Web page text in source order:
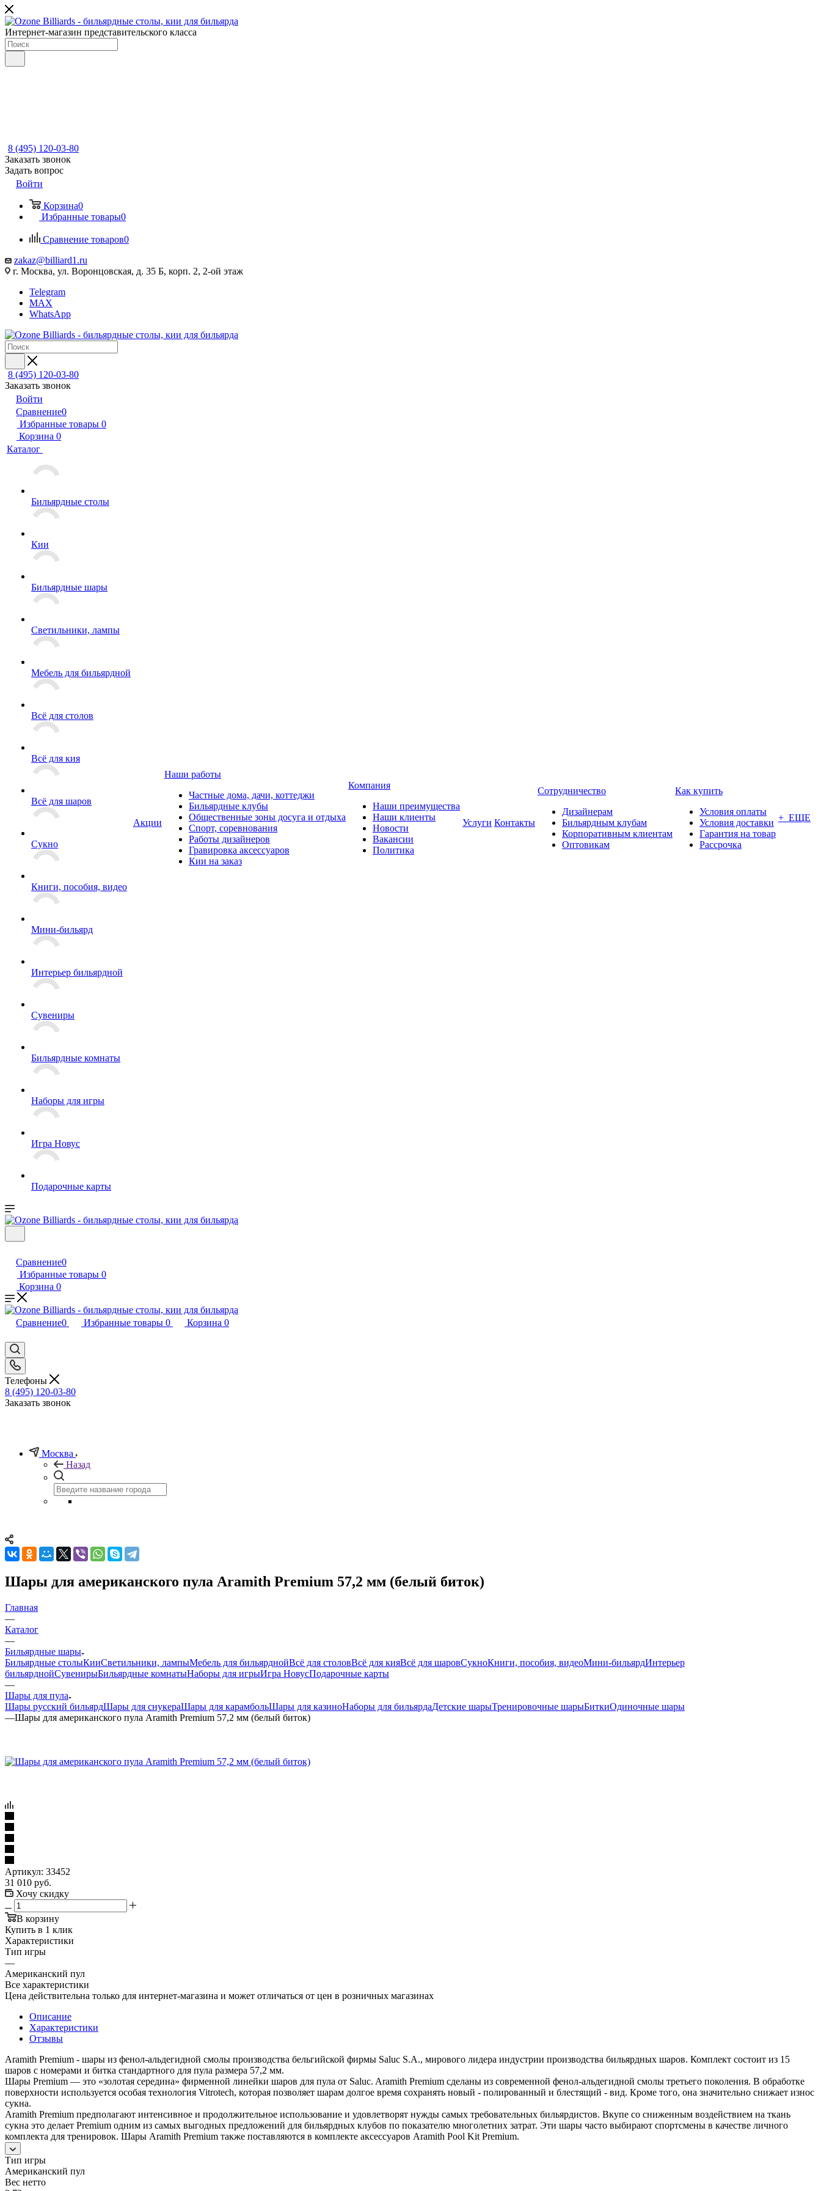
Интернет-магазин представительского класса
8 (495) 120-03-80
Заказать звонок
Задать вопрос
Войти
Корзина0
Избранные товары0
Сравнение товаров0
zakaz@billiard1.ru
г. Москва, ул. Воронцовская, д. 35 Б, корп. 2, 2-ой этаж
Telegram
MAX
WhatsApp
8 (495) 120-03-80
Заказать звонок
Войти
Сравнение0
Избранные товары 0
Корзина 0
Каталог
Бильярдные столы
Кии
Бильярдные шары
Светильники, лампы
Мебель для бильярдной
Всё для столов
Всё для кия
Всё для шаров
Сукно
Книги, пособия, видео
Мини-бильярд
Интерьер бильярдной
Сувениры
Бильярдные комнаты
Наборы для игры
Игра Новус
Подарочные карты
Акции
Наши работы
Частные дома, дачи, коттеджи
Бильярдные клубы
Общественные зоны досуга и отдыха
Спорт, соревнования
Работы дизайнеров
Гравировка аксессуаров
Кии на заказ
Компания
Наши преимущества
Наши клиенты
Новости
Вакансии
Политика
Услуги Контакты
Сотрудничество
Дизайнерам
Бильярдным клубам
Корпоративным клиентам
Оптовикам
Как купить
Условия оплаты
Условия доставки
Гарантия на товар
Рассрочка
+ ЕЩЕ
Сравнение0
Избранные товары 0
Корзина 0
Сравнение0 Избранные товары 0 Корзина 0
Телефоны
8 (495) 120-03-80
Заказать звонок
Москва
Назад
Шары для американского пула Aramith Premium 57,2 мм (белый биток)
Главная
—
Каталог
—
Бильярдные шары
Бильярдные столыКииСветильники, лампыМебель для бильярднойВсё для столовВсё для кияВсё для шаровСукноКниги, пособия, видеоМини-бильярдИнтерьер
бильярднойСувенирыБильярдные комнатыНаборы для игрыИгра НовусПодарочные карты
—
Шары для пула
Шары русский бильярдШары для снукераШары для карамбольШары для казиноНаборы для бильярдаДетские шарыТренировочные шарыБиткиОдиночные шары
—Шары для американского пула Aramith Premium 57,2 мм (белый биток)
Артикул: 33452
31 010 руб.
Хочу скидку
В корзину
Купить в 1 клик
Характеристики
Тип игры
—
Американский пул
Все характеристики
Цена действительна только для интернет-магазина и может отличаться от цен в розничных магазинах
Описание
Характеристики
Отзывы
Aramith Premium - шары из фенол-альдегидной смолы производства бельгийской фирмы Saluc S.A., мирового лидера индустрии производства бильярдных шаров. Комплект состоит из 15
шаров с номерами и битка стандартного для пула размера 57,2 мм.
Шары Premium — это «золотая середина» фирменной линейки шаров для пула от Saluc. Aramith Premium сделаны из современной фенол-альдегидной смолы третьего поколения. В обработке
поверхности используется особая технология Vitrotech, которая позволяет шарам долгое время сохранять новый - полированный и блестящий - вид. Кроме того, она значительно снижает износ
сукна.
Aramith Premium предполагают интенсивное и продолжительное использование и удовлетворят нужды самых требовательных бильярдистов. Вкупе со сниженным воздействием на ткань
сукна это делает Premium одним из самых выгодных предложений для бильярдных клубов по показателю многолетних затрат. Эти шары часто выбирают спортсмены в качестве личного
комплекта для тренировок. Шары Aramith Premium также поставляются в комплекте аксессуаров Aramith Pool Kit Premium.
Тип игры
Американский пул
Вес нетто